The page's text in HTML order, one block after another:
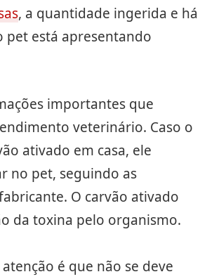
, a quantidade ingerida e há
pet está apresentando
importantes que
veterinário. Caso o
ativado em casa, ele
no pet, seguindo as
O carvão ativado
da toxina pelo organismo.
é que não se deve